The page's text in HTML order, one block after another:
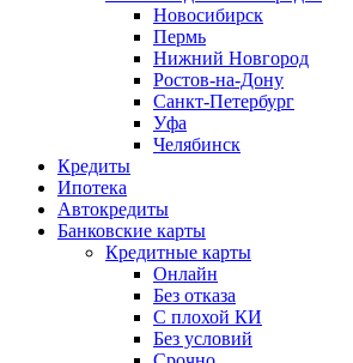
Новосибирск
Пермь
Нижний Новгород
Ростов-на-Дону
Санкт-Петербург
Уфа
Челябинск
Кредиты
Ипотека
Автокредиты
Банковские карты
Кредитные карты
Онлайн
Без отказа
С плохой КИ
Без условий